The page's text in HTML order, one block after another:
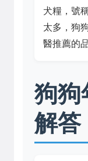
犬糧，號
太多，狗
醫推薦的
狗狗
解答